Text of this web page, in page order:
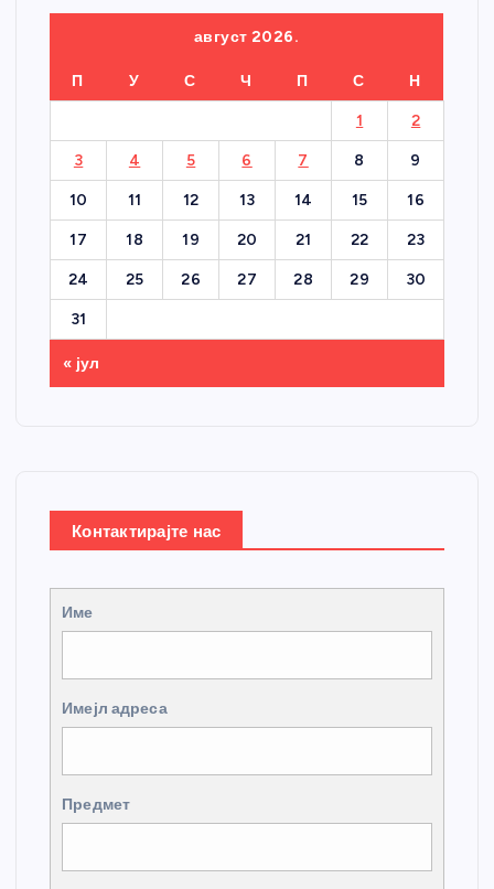
август 2026.
П У С Ч П С Н
1 2
3 4 5 6 7 8 9
10 11 12 13 14 15 16
17 18 19 20 21 22 23
24 25 26 27 28 29 30
31
« јул
Контактирајте нас
Име
Имејл адреса
Предмет